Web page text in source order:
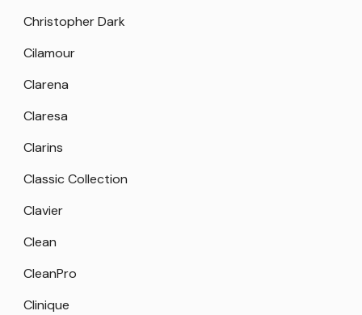
Christopher Dark
Cilamour
Clarena
Claresa
Clarins
Classic Collection
Clavier
Clean
CleanPro
Clinique